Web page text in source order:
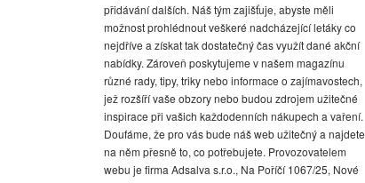
přidávání dalších. Náš tým zajišťuje, abyste měli
možnost prohlédnout veškeré nadcházející letáky co
nejdříve a získat tak dostatečný čas využít dané akční
nabídky. Zároveň poskytujeme v našem magazínu
různé rady, tipy, triky nebo informace o zajímavostech,
jež rozšíří vaše obzory nebo budou zdrojem užitečné
inspirace při vašich každodenních nákupech a vaření.
Doufáme, že pro vás bude náš web užitečný a najdete
na něm přesně to, co potřebujete. Provozovatelem
webu je firma Adsalva s.r.o., Na Poříčí 1067/25, Nové